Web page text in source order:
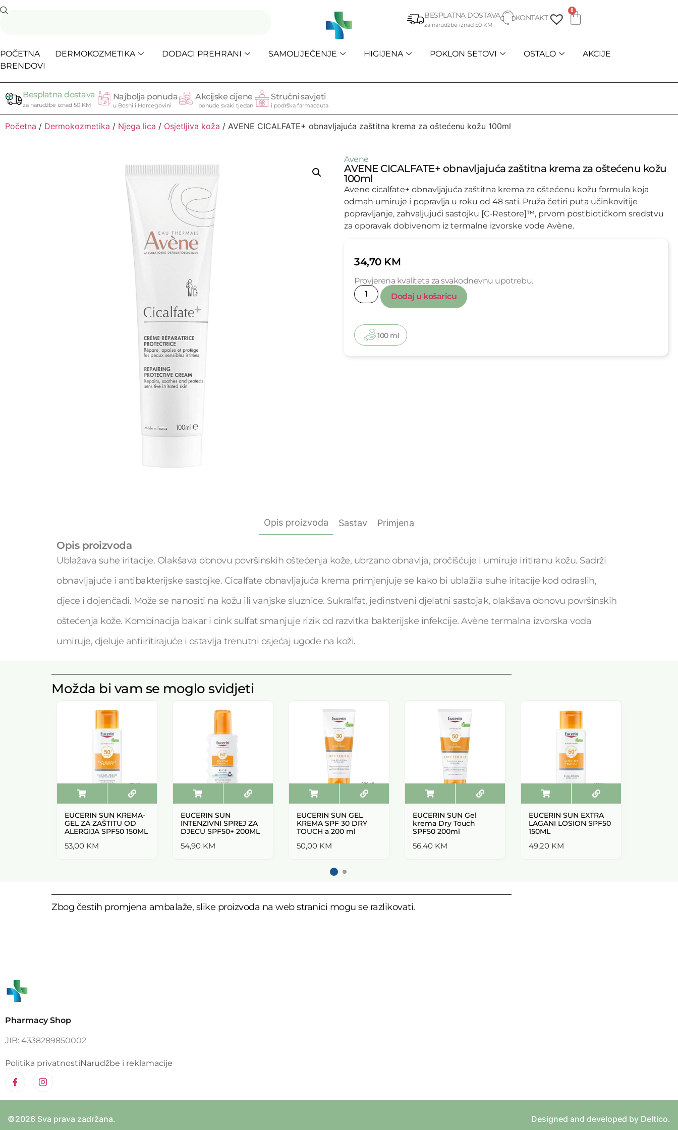
BESPLATNA DOSTAVA
za narudžbe iznad 50 KM
KONTAKT
0
POČETNA DERMOKOZMETIKA DODACI PREHRANI SAMOLIJEČENJE HIGIJENA POKLON SETOVI OSTALO
AKCIJE
BRENDOVI
Besplatna dostava
za narudžbe iznad 50 KM
Najbolja ponuda
u Bosni i Hercegovini
Akcijske cijene
i ponude svaki tjedan
Stručni savjeti
i podrška farmaceuta
Početna / Dermokozmetika / Njega lica / Osjetljiva koža / AVENE CICALFATE+ obnavljajuća zaštitna krema za oštećenu kožu 100ml
Avene
AVENE CICALFATE+ obnavljajuća zaštitna krema za oštećenu kožu
100ml
Avene cicalfate+ obnavljajuća zaštitna krema za oštećenu kožu formula koja
odmah umiruje i popravlja u roku od 48 sati. Pruža četiri puta učinkovitije
popravljanje, zahvaljujući sastojku [C-Restore]™, prvom postbiotičkom sredstvu
za oporavak dobivenom iz termalne izvorske vode Avène.
34,70 KM
Provjerena kvaliteta za svakodnevnu upotrebu.
Dodaj u košaricu
100 ml
Opis proizvoda Sastav Primjena
Opis proizvoda
Ublažava suhe iritacije. Olakšava obnovu površinskih oštećenja kože, ubrzano obnavlja, pročišćuje i umiruje iritiranu kožu. Sadrži
obnavljajuće i antibakterijske sastojke. Cicalfate obnavljajuća krema primjenjuje se kako bi ublažila suhe iritacije kod odraslih,
djece i dojenčadi. Može se nanositi na kožu ili vanjske sluznice. Sukralfat, jedinstveni djelatni sastojak, olakšava obnovu površinskih
oštećenja kože. Kombinacija bakar i cink sulfat smanjuje rizik od razvitka bakterijske infekcije. Avène termalna izvorska voda
umiruje, djeluje antiiritirajuće i ostavlja trenutni osjećaj ugode na koži.
Možda bi vam se moglo svidjeti
EUCERIN SUN KREMA-
GEL ZA ZAŠTITU OD
ALERGIJA SPF50 150ML
53,00 KM
EUCERIN SUN
INTENZIVNI SPREJ ZA
DJECU SPF50+ 200ML
54,90 KM
EUCERIN SUN GEL
KREMA SPF 30 DRY
TOUCH a 200 ml
50,00 KM
EUCERIN SUN Gel
krema Dry Touch
SPF50 200ml
56,40 KM
EUCERIN SUN EXTRA
LAGANI LOSION SPF50
150ML
49,20 KM
Zbog čestih promjena ambalaže, slike proizvoda na web stranici mogu se razlikovati.
Pharmacy Shop
JIB: 4338289850002
Politika privatnostiNarudžbe i reklamacije
©2026 Sva prava zadržana. Designed and developed by Deltico.